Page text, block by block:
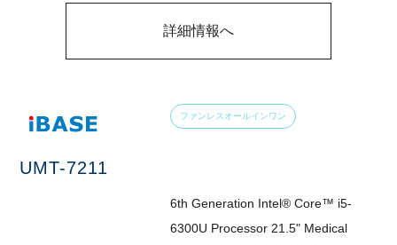
詳細情報へ
ファンレスオールインワン
UMT-7211
6th Generation Intel® Core™ i5-
6300U Processor 21.5" Medical